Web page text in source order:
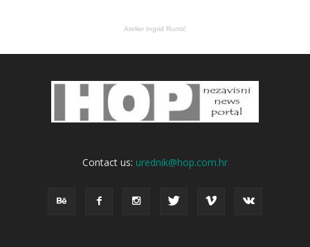
Atelier Ingrid Runtić
Contact us: urednik@hop.com.hr